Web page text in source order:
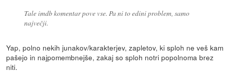
Tale imdb komentar pove vse. Pa ni to edini problem, samo
največji.
Yap, polno nekih junakov/karakterjev, zapletov, ki sploh ne veš kam
pašejo in najpomembnejše, zakaj so sploh notri popolnoma brez
niti.